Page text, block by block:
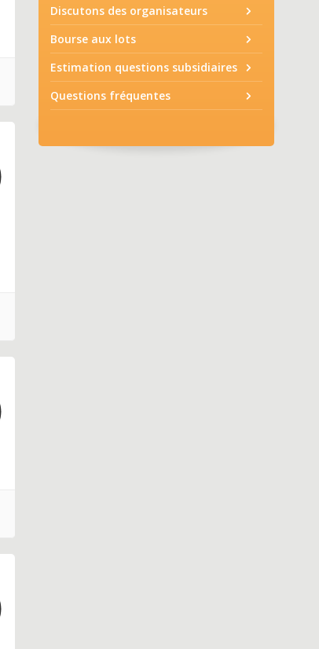
Discutons des organisateurs
Bourse aux lots
Estimation questions subsidiaires
Questions fréquentes